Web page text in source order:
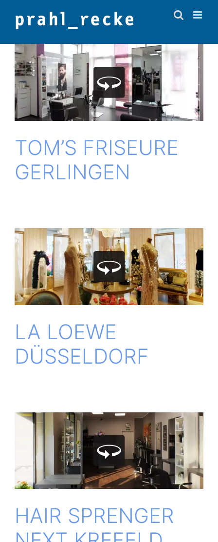
Inhalt
TOM’S FRI­SEU­RE
GERLINGEN
LA LOEWE
DÜSSELDORF
HAIR SPREN­GER